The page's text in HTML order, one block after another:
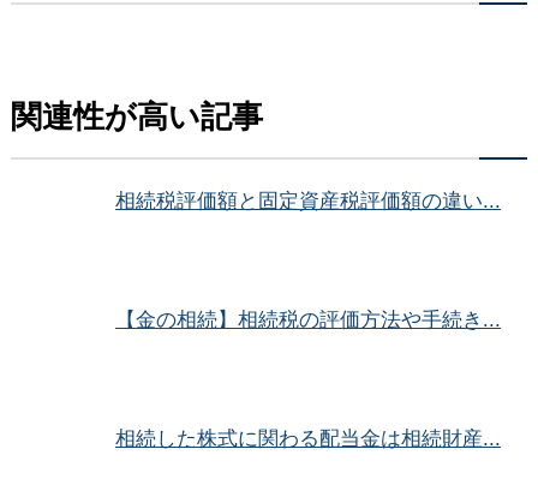
関連性が高い記事
相続税評価額と固定資産税評価額の違い...
【金の相続】相続税の評価方法や手続き...
相続した株式に関わる配当金は相続財産...